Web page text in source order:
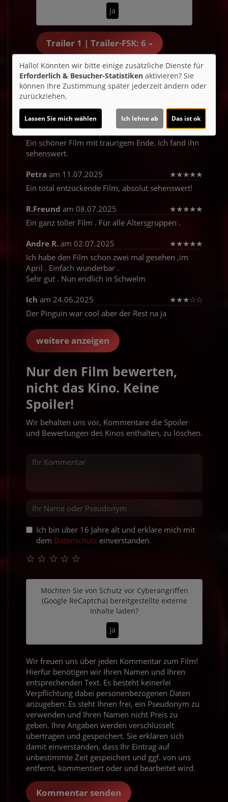
Ja
Trailer 1 | Trailer-FSK: 6
Kommentare
★★★★★ 13
KarMar63am 23.10.2025 ★★★★★
Ein schöner Film mit traurigem Ende. Ich fand ihn
sehenswert.
Petra am 11.07.2025 ★★★★★
Ein total entzückende Film, absolut sehenswert!
R.Freund am 08.07.2025 ★★★★★
Ein ganz toller Film . Für alle Altersgruppen .
Andre R. am 02.07.2025 ★★★★★
Ich habe den Film schon zwei mal gesehen ,im
April . Einfach wunderbar .
Sehr gut . Nun endlich in Schwelm
Ich am 24.06.2025 ★★★☆☆
Der Pinguin war cool aber der Rest na ja
weitere anzeigen
Nur den Film bewerten,
nicht das Kino. Keine
Spoiler!
Wir behalten uns vor, Kommentare die Spoiler
und Bewertungen des Kinos enthalten, zu löschen.
Ich bin über 16 Jahre alt und erkläre mich mit
dem Datenschutz einverstanden.
☆
☆
☆
☆
☆
Möchten Sie von Schutz vor Cyberangriffen
(Google ReCaptcha)bereitgestellte externe
Inhalte laden?
Ja
Wir freuen uns über jeden Kommentar zum Film!
Hierfür benötigen wir Ihren Namen und Ihren
entsprechenden Text. Es besteht keinerlei
Verpflichtung dabei personenbezogenen Daten
anzugeben: Es steht Ihnen frei, ein Pseudonym zu
verwenden und Ihren Namen nicht Preis zu
geben. Ihre Angaben werden verschlüsselt
übertragen und gespeichert. Sie erklären sich
damit einverstanden, dass Ihr Eintrag auf
unbestimmte Zeit gespeichert und ggf. von uns
entfernt, kommentiert oder und bearbeitet wird.
Kommentar senden
Hallo! Könnten wir bitte einige zusätzliche Dienste für
Erforderlich & Besucher-Statistiken aktivieren? Sie
können Ihre Zustimmung später jederzeit ändern oder
zurückziehen.
Lassen Sie mich wählen Ich lehne ab Das ist ok